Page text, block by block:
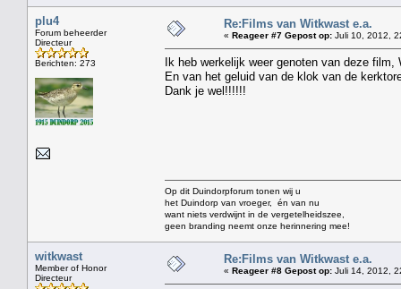
plu4
Forum beheerder
Directeur
Berichten: 273
Re:Films van Witkwast e.a.
« Reageer #7 Gepost op: Juli 10, 2012,
Ik heb werkelijk weer genoten van deze film,
En van het geluid van de klok van de
Dank je wel!!!!!!
Op dit Duindorpforum tonen wij u
het Duindorp van vroeger, én van nu
want niets verdwijnt in de vergetelheidszee,
geen branding neemt onze herinnering mee!
witkwast
Member of Honor
Directeur
Re:Films van Witkwast e.a.
« Reageer #8 Gepost op: Juli 14, 2012,